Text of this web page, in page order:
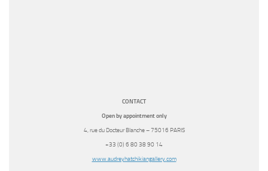
CONTACT
Open by appointment only
4, rue du Docteur Blanche – 75016 PARIS
+33 (0) 6 80 38 90 14
www.audreyhatchikiangallery.com